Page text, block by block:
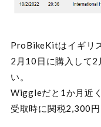
ProBikeKitはイギリ
2月10日に購入して2
い。
Wiggleだと1か月近
受取時に関税2,300円